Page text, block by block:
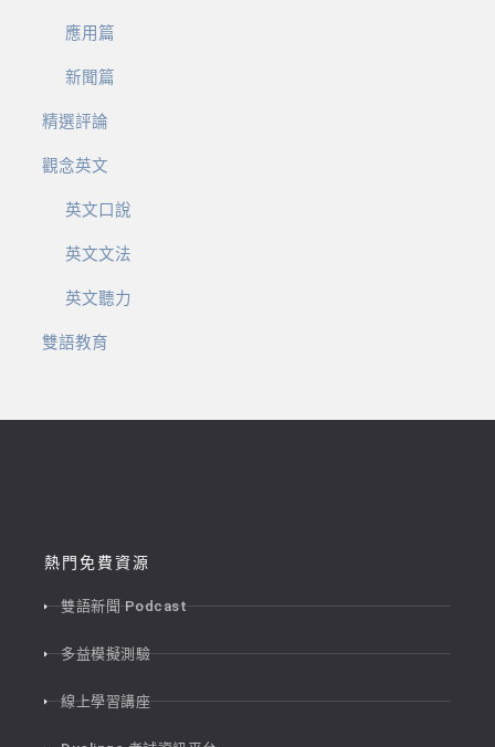
應用篇
新聞篇
精選評論
觀念英文
英文口說
英文文法
英文聽力
雙語教育
熱門免費資源
雙語新聞 Podcast
多益模擬測驗
線上學習講座